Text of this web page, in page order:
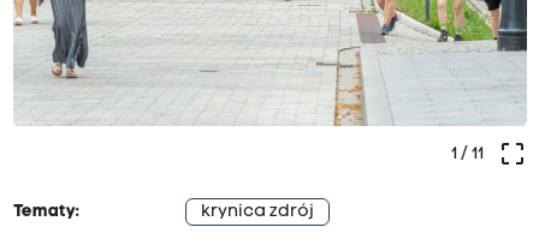
crop_free
1 / 11
Tematy: krynica zdrój